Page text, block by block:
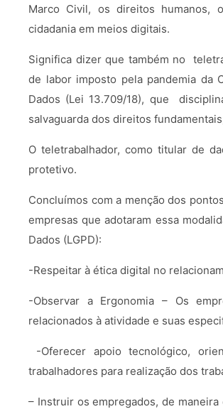
Marco Civil, os direitos humanos,
cidadania em meios digitais.
Significa dizer que também no
de labor imposto pela pandemia da
Dados (Lei 13.709/18), que
salvaguarda dos direitos
O teletrabalhador, como titular de
protetivo.
Concluímos com a menção dos
empresas que adotaram essa
Dados (LGPD):
-Respeitar à ética digital no
-Observar a Ergonomia – Os
relacionados à atividade e suas
-Oferecer apoio tecnológico,
trabalhadores para realização dos
– Instruir os empregados, de